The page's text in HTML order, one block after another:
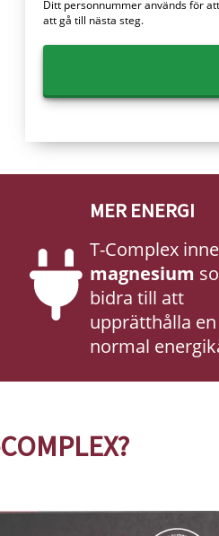
Ditt personnummer används för
att gå till nästa steg.
MER ENERGI
T-Complex
magnesium
bidra till att
upprätthålla en
normal